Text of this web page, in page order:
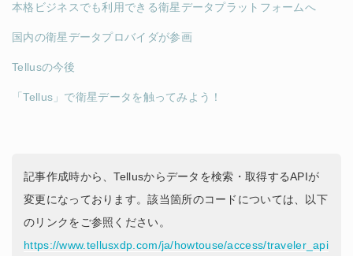
記事作成時から、Tellusからデータを検索・取得するAPIが
変更になっております。該当箇所のコードについては、以下
のリンクをご参照ください。
https://www.tellusxdp.com/ja/howtouse/access/traveler_api
本格ビジネスでも利用できる衛星データプラットフォームへ
国内の衛星データプロバイダが参画
Tellusの今後
「Tellus」で衛星データを触ってみよう！